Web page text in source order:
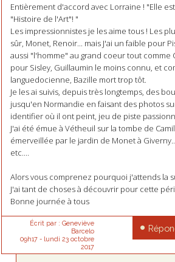
Entièrement d'accord avec Lorraine ! "Elle
"Histoire de l'Art"! "
Les impressionnistes je les aime tous ! Les
sûr, Monet, Renoir... mais J'ai un faible pour
aussi "l'homme" au grand coeur tout comme
pour Sisley, Guillaumin le moins connu, et
languedocienne, Bazille mort trop tôt.
Je les ai suivis, depuis très longtemps, des
jusqu'en Normandie en faisant des photos
identifier où il ont peint, jeu de piste
J'ai été émue à Vétheuil sur la tombe de
émerveillée par le jardin de Monet à
etc....
Alors vous comprenez pourquoi j'attends la
J'ai tant de choses à découvrir pour cette
Bonne journée à tous
Écrit par : Geneviève
Barcelo
09h17- lundi 23 octobre
2017